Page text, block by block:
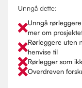
Unngå dette:
Unngå
mer om
Rørleggere uten
henvise til
Rørlegger som
Overdreven